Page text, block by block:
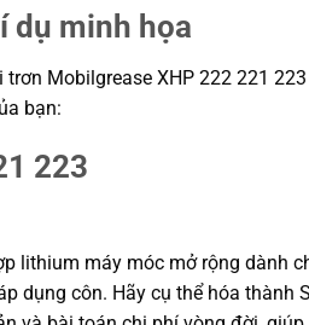
dụ minh họa
Mobilgrease XHP 222 221
bạn:
223
lithium máy móc mở rộng dành
dụng côn. Hãy cụ thể hóa thành